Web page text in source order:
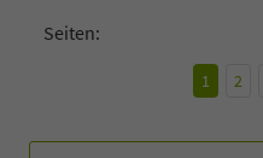
Seiten:
1 2